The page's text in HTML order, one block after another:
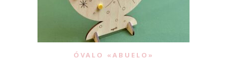
ÓVALO «ABUELO»